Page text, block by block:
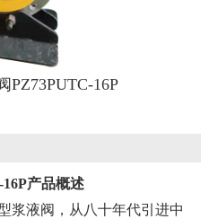
PZ73PUTC-16P
产品概述
浆液阀，从八十年代引进中